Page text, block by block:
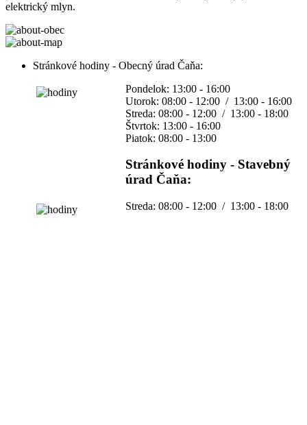
elektrický mlyn.
Stránkové hodiny - Obecný úrad Čaňa:
Pondelok: 13:00 - 16:00
Utorok: 08:00 - 12:00 / 13:00 - 16:00
Streda: 08:00 - 12:00 / 13:00 - 18:00
Štvrtok: 13:00 - 16:00
Piatok: 08:00 - 13:00
Stránkové hodiny - Stavebný
úrad Čaňa:
Streda: 08:00 - 12:00 / 13:00 - 18:00